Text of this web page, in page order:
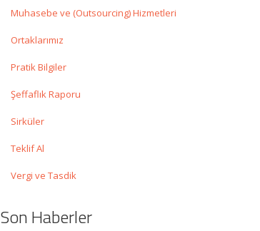
Muhasebe ve (Outsourcing) Hizmetleri
Ortaklarımız
Pratik Bilgiler
Şeffaflık Raporu
Sirküler
Teklif Al
Vergi ve Tasdik
Son Haberler